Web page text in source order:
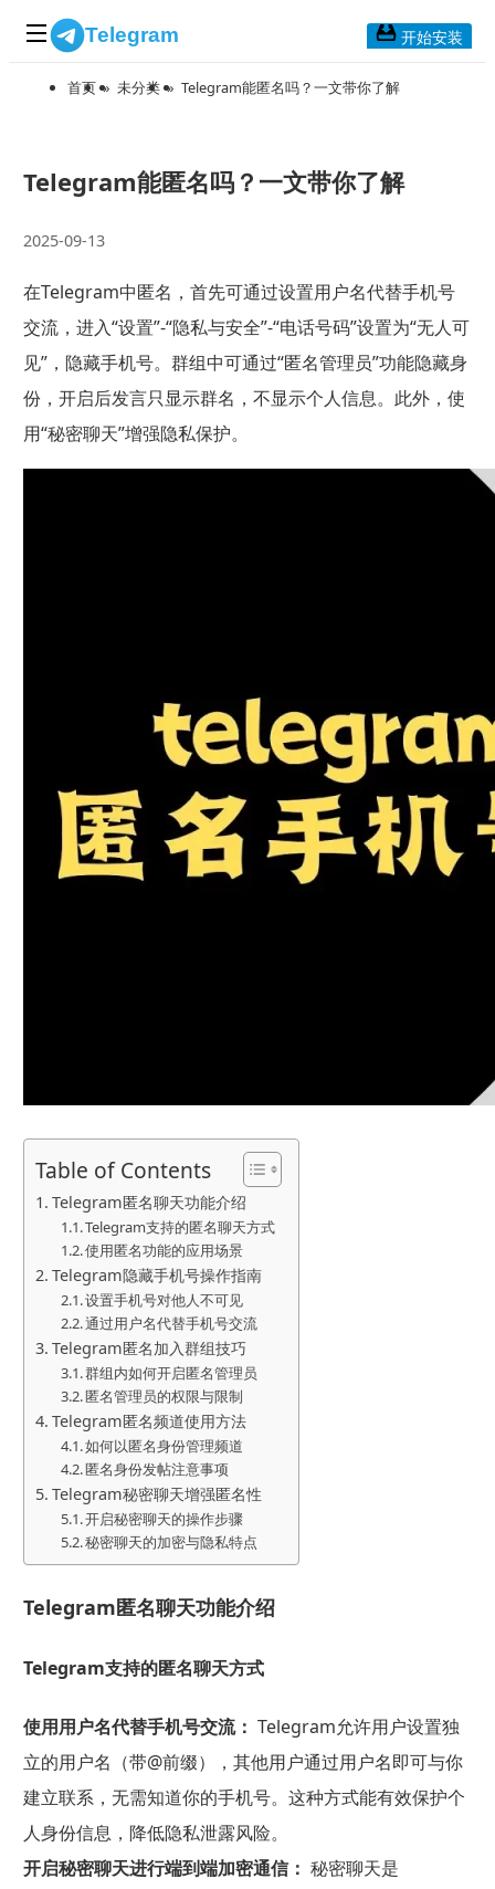
Telegram
应用下载
Telegram Mac版
Telegram安卓版
Telegram Web版
开始安装
首页 » 未分类 » Telegram能匿名吗？一文带你了解
Telegram能匿名吗？一文带你了解
2025-09-13
在Telegram中匿名，首先可通过设置用户名代替手机号
交流，进入“设置”-“隐私与安全”-“电话号码”设置为“无人可
见”，隐藏手机号。群组中可通过“匿名管理员”功能隐藏身
份，开启后发言只显示群名，不显示个人信息。此外，使
用“秘密聊天”增强隐私保护。
Table of Contents
Telegram匿名聊天功能介绍
Telegram支持的匿名聊天方式
使用匿名功能的应用场景
Telegram隐藏手机号操作指南
设置手机号对他人不可见
通过用户名代替手机号交流
Telegram匿名加入群组技巧
群组内如何开启匿名管理员
匿名管理员的权限与限制
Telegram匿名频道使用方法
如何以匿名身份管理频道
匿名身份发帖注意事项
Telegram秘密聊天增强匿名性
开启秘密聊天的操作步骤
秘密聊天的加密与隐私特点
Telegram匿名聊天功能介绍
Telegram支持的匿名聊天方式
使用用户名代替手机号交流： Telegram允许用户设置独
立的用户名（带@前缀），其他用户通过用户名即可与你
建立联系，无需知道你的手机号。这种方式能有效保护个
人身份信息，降低隐私泄露风险。
开启秘密聊天进行端到端加密通信： 秘密聊天是